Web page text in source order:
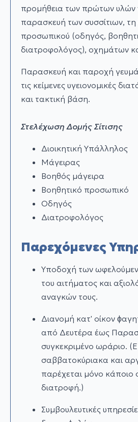
προμήθεια των πρώτων υλών
παρασκευή των συσσίτιων, τη
προσωπικού (οδηγός,
διατροφολόγος), οχημάτων
Παρασκευή και παροχή
τις κείμενες υγειονομικές
και τακτική βάση.
Στελέχωση Δομής Σίτισης
Διοικητική Υπάλληλος
Μάγειρας
Βοηθός µάγειρα
Βοηθητικό προσωπικό
Οδηγός
Διατροφολόγος
Παρεχόμενες
Υποδοχή των
του αιτήματος και
αναγκών τους.
Διανομή κατ' οίκον
από Δευτέρα έως
συγκεκριμένο ωράριο.
σαββατοκύριακα και
παρέχεται µόνο
διατροφή.)
Συμβουλευτικές